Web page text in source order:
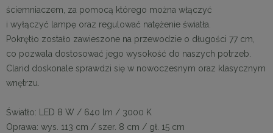
ściemniaczem, za pomocą którego można włączyć
i wyłączyć lampę oraz regulować natężenie światła.
Pokrętło zostało zawieszone na przewodzie o długości 77 cm,
co pozwala dostosować jego wysokość do naszych potrzeb.
Clarid doskonale sprawdzi się w nowoczesnym oraz klasycznym
wnętrzu.
Światło: LED 8 W / 640 lm / 3000 K
Oprawa: wys. 113 cm / szer. 8 cm / gł. 15 cm